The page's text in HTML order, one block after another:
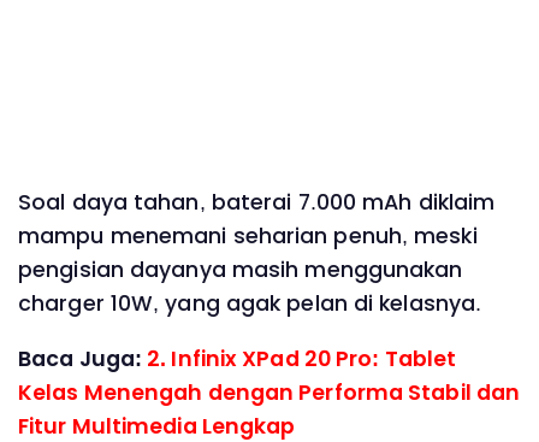
Soal daya tahan, baterai 7.000 mAh diklaim
mampu menemani seharian penuh, meski
pengisian dayanya masih menggunakan
charger 10W, yang agak pelan di kelasnya.
Baca Juga: 2. Infinix XPad 20 Pro: Tablet
Kelas Menengah dengan Performa Stabil dan
Fitur Multimedia Lengkap